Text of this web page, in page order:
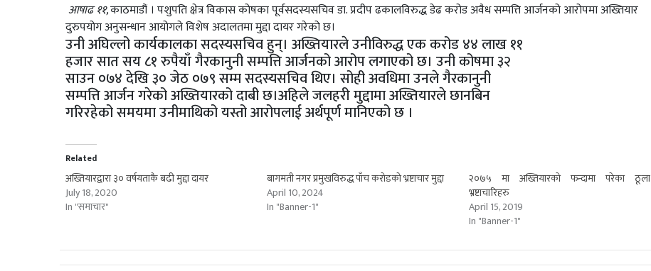
आषाढ ११,काठमाडौं । पशुपति क्षेत्र विकास कोषका पूर्वसदस्यसचिव डा. प्रदीप ढकालविरुद्ध डेढ करोड अवैध सम्पत्ति आर्जनको आरोपमा अख्तियार
दुरुपयोग अनुसन्धान आयोगले विशेष अदालतमा मुद्दा दायर गरेको छ।
उनी अघिल्लो कार्यकालका सदस्यसचिव हुन्। अख्तियारले उनीविरुद्ध एक करोड ४४ लाख ११
हजार सात सय ८१ रुपैयाँ गैरकानुनी सम्पत्ति आर्जनको आरोप लगाएको छ। उनी कोषमा ३२
साउन ०७४ देखि ३० जेठ ०७९ सम्म सदस्यसचिव थिए। सोही अवधिमा उनले गैरकानुनी
सम्पत्ति आर्जन गरेको अख्तियारको दाबी छ।अहिले जलहरी मुद्दामा अख्तियारले छानबिन
गरिरहेको समयमा उनीमाथिको यस्तो आरोपलाई अर्थपूर्ण मानिएको छ ।
Related
अख्तियारद्वारा ३० वर्षयताकै बढी मुद्दा दायर
July 18, 2020
In "समाचार"
बागमती नगर प्रमुखविरुद्ध पाँच करोडको भ्रष्टाचार मुद्दा
April 10, 2024
In "Banner-1"
२०७५ मा अख्तियारकाे फन्दामा परेका ठूला
भ्रष्टाचारिहरु
April 15, 2019
In "Banner-1"